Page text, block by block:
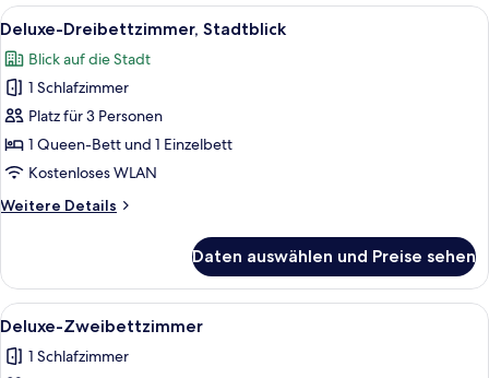
Stadtblick
Alle
Fotos
für
Deluxe-
Dreibettzimmer,
Stadtblick
anzeigen
Deluxe-Dreibettzimmer, Stadtblick |
8
Deluxe-Dreibettzimmer, Stadtblick
Blick auf die Stadt
1 Schlafzimmer
Platz für 3 Personen
1 Queen-Bett und 1 Einzelbett
Kostenloses WLAN
Weitere Details
Weitere
Dreibettzimmer,
Stadtblick
Daten auswählen und Preise sehen
Alle
Fotos
für
Ein Hotelzimmer mit zwei Betten,
8
Deluxe-Zweibettzimmer
1 Schlafzimmer